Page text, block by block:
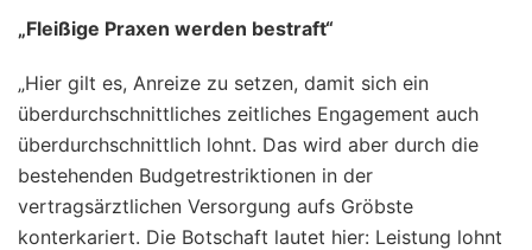
„Fleißige Praxen werden bestraft“
„Hier gilt es, Anreize zu setzen, damit sich ein
überdurchschnittliches zeitliches Engagement auch
überdurchschnittlich lohnt. Das wird aber durch die
bestehenden Budgetrestriktionen in der
vertragsärztlichen Versorgung aufs Gröbste
konterkariert. Die Botschaft lautet hier: Leistung lohnt